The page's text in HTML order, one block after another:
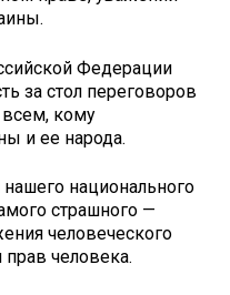
Федерации
за стол переговоров
всем, кому
и ее народа.
национального
страшного —
человеческого
прав человека.